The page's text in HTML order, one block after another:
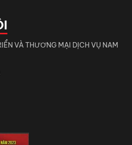
VÀ THƯƠNG MẠI DỊCH VỤ NAM